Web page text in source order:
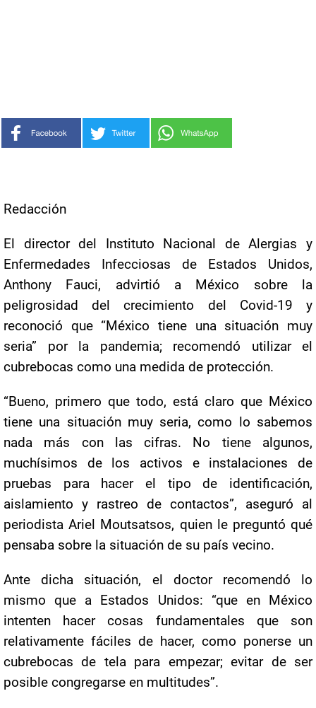
Redacción
El director del Instituto Nacional de Alergias y
Enfermedades Infecciosas de Estados Unidos,
Anthony Fauci, advirtió a México sobre la
peligrosidad del crecimiento del Covid-19 y
reconoció que “México tiene una situación muy
seria” por la pandemia; recomendó utilizar el
cubrebocas como una medida de protección.
“Bueno, primero que todo, está claro que México
tiene una situación muy seria, como lo sabemos
nada más con las cifras. No tiene algunos,
muchísimos de los activos e instalaciones de
pruebas para hacer el tipo de identificación,
aislamiento y rastreo de contactos”, aseguró al
periodista Ariel Moutsatsos, quien le preguntó qué
pensaba sobre la situación de su país vecino.
Ante dicha situación, el doctor recomendó lo
mismo que a Estados Unidos: “que en México
intenten hacer cosas fundamentales que son
relativamente fáciles de hacer, como ponerse un
cubrebocas de tela para empezar; evitar de ser
posible congregarse en multitudes”.